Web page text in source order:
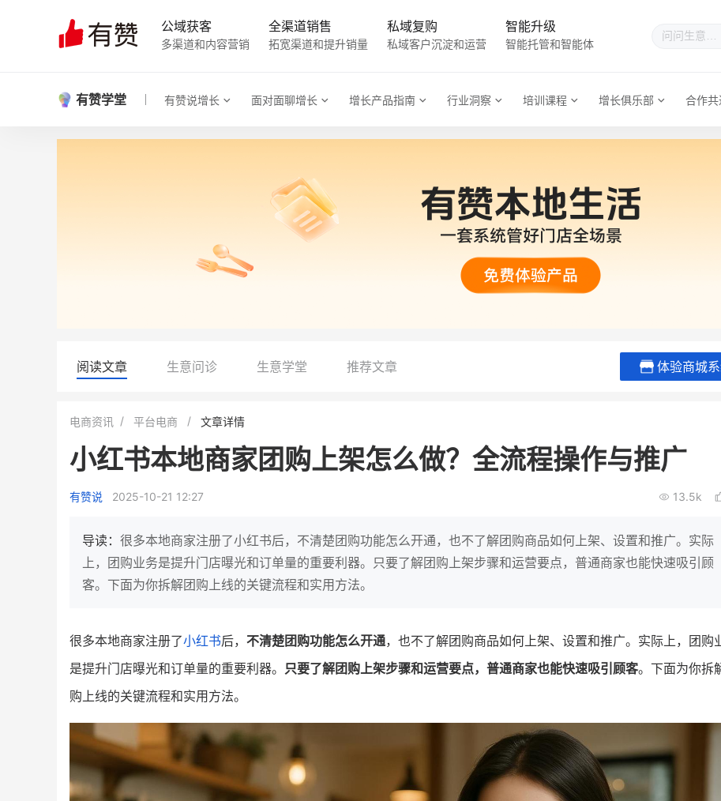
公域获客
多渠道和内容营销
全渠道销售
拓宽渠道和提升销量
私域复购
私域客户沉淀和运营
智能升级
智能托管和智能体
有赞学堂 有赞说增长 面对面聊增长 增长产品指南 行业洞察 培训课程 增长俱乐部 合作共
阅读文章 生意问诊 生意学堂 推荐文章 体验商城
电商资讯 平台电商 文章详情
小红书本地商家团购上架怎么做？全流程操作与推广
有赞说 2025-10-21 12:27 13.5k
导读： 很多本地商家注册了小红书后，不清楚团购功能怎么开通，也不了解团购商品如何上架、设置和推广。实际
上，团购业务是提升门店曝光和订单量的重要利器。只要了解团购上架步骤和运营要点，普通商家也能快速吸引顾
客。下面为你拆解团购上线的关键流程和实用方法。
很多本地商家注册了小红书后， 不清楚团购功能怎么开通，也不了解团购商品如何上架、设置和推广。实际上，团购
是提升门店曝光和订单量的重要利器。 只要了解团购上架步骤和运营要点，普通商家也能快速吸引顾客。下面为你拆
购上线的关键流程和实用方法。
小鹿蓝蓝会员
+
7900 万
三只松鼠旗下的网红婴儿辅食品
牌，22天便拿下类目第一
查看详情
母婴
有货源没流量？母婴馆如何破局
他只用7年做到平台销冠，转战私
域如何破局？
200 万
200 %
这家女装连锁如何借有赞破局新
零售？
30 万
IT精英回乡种地，撬动
意！